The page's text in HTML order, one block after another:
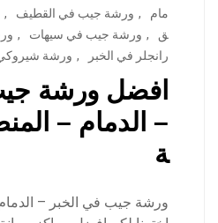
مام
, ورشة جيب في القطيف ,
ق
, ورشة جيب في سيهات ,
رانجلر في الخبر
, ورشة
افضل ورشة
– الدمام –
ة
ورشة جيب في الخبر –